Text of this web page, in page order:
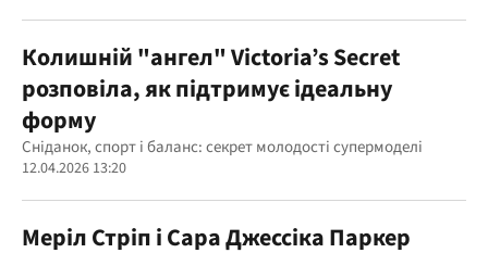
Колишній "ангел" Victoria’s Secret
розповіла, як підтримує ідеальну
форму
Сніданок, спорт і баланс: секрет молодості супермоделі
12.04.2026 13:20
Меріл Стріп і Сара Джессіка Паркер